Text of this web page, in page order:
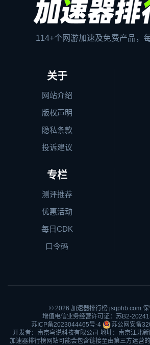
114+个网游加速及免费产品，
关于
网站介绍
版权声明
隐私条款
投诉建议
专栏
测评推荐
优惠活动
每日CDK
口令码
© 2026 加速器排行榜 jsqphb.com 保
增值电信业务经营许可证：苏B2-
苏ICP备2023044465号-4
苏公网安备
开发者：南京鸟说科技有限公司 地址：南京江北
加速器排行榜网站可能会包含链接至由第三方运营